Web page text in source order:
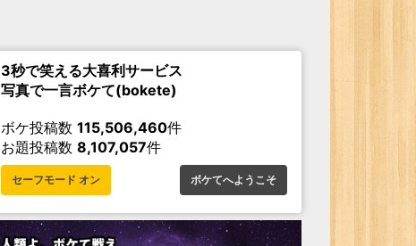
3秒で笑える大喜利サービス
写真で一言ボケて(bokete)
ボケ投稿数 115,506,460件
お題投稿数 8,107,057件
セーフモード オン ボケてへようこそ